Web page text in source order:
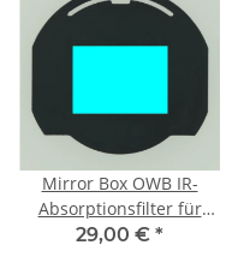
Mirror Box OWB IR-
Absorptionsfilter für
astromodifizierte Canon
29,00 € *